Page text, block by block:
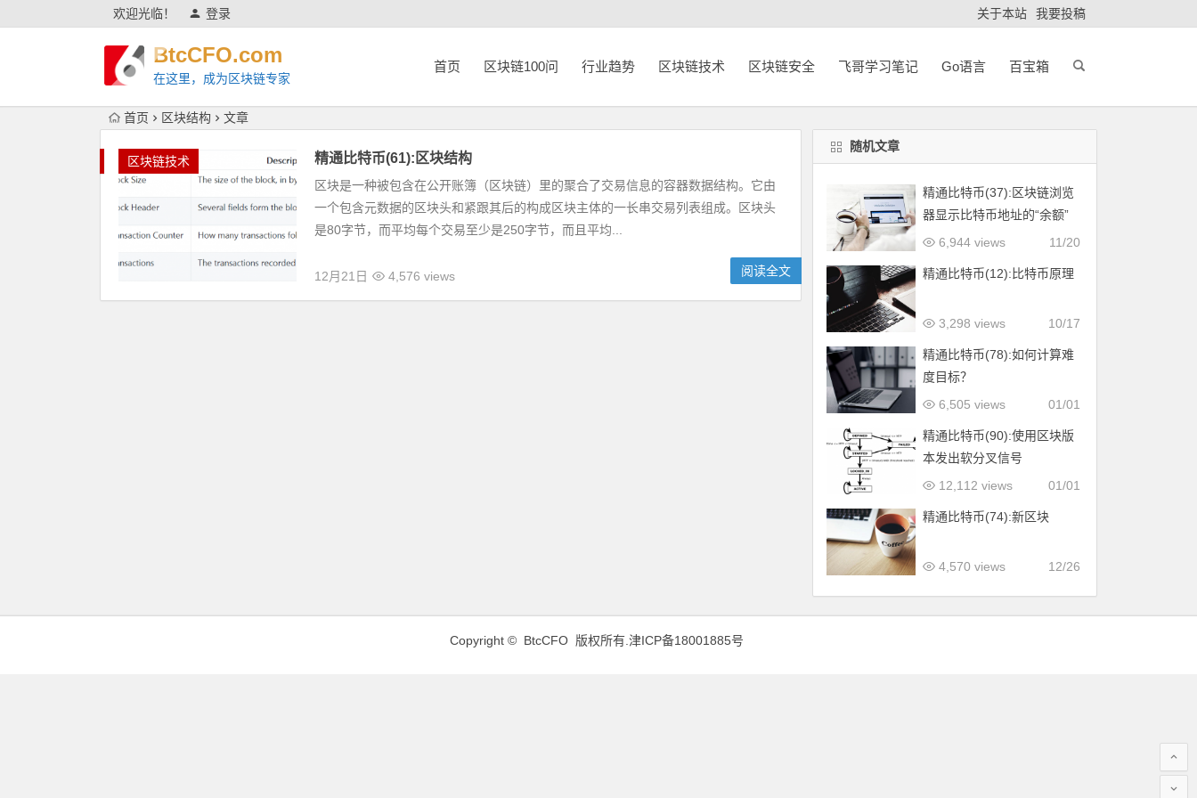
欢迎光临！ 登录 关于本站 我要投稿
BtcCFO.com
在这里，成为区块链专家
首页 区块链100问 行业趋势 区块链技术 区块链安全 飞哥学习笔记 Go语言 百宝箱
首页 区块结构 文章
区块链技术 精通比特币(61):区块结构
区块是一种被包含在公开账簿（区块链）里的聚合了交易信息的容器数据结构。它由
一个包含元数据的区块头和紧跟其后的构成区块主体的一长串交易列表组成。区块头
是80字节，而平均每个交易至少是250字节，而且平均...
12月21日 4,576 views 阅读全文
随机文章
精通比特币(37):区块链浏览
器显示比特币地址的“余额”
的原理
11/20
6,944 views
精通比特币(12):比特币原理
10/17
3,298 views
精通比特币(78):如何计算难
度目标？
01/01
6,505 views
精通比特币(90):使用区块版
本发出软分叉信号
01/01
12,112 views
精通比特币(74):新区块
12/26
4,570 views
Copyright © BtcCFO 版权所有. 津ICP备18001885号